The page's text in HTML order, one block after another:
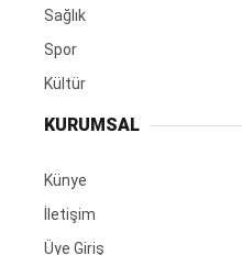
Sağlık
Spor
Kültür
KURUMSAL
Künye
İletişim
Üye Giriş